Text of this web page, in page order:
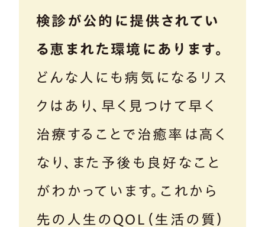
検診が公的に提供されてい
る恵まれた環境にあります。
どんな人にも病気になるリス
クはあり、早く見つけて早く
治療することで治癒率は高く
なり、また予後も良好なこと
がわかっています。これから
先の人生のQOL（生活の質）